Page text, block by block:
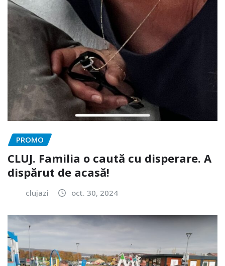
PROMO
CLUJ. Familia o caută cu disperare. A
dispărut de acasă!
clujazi oct. 30, 2024